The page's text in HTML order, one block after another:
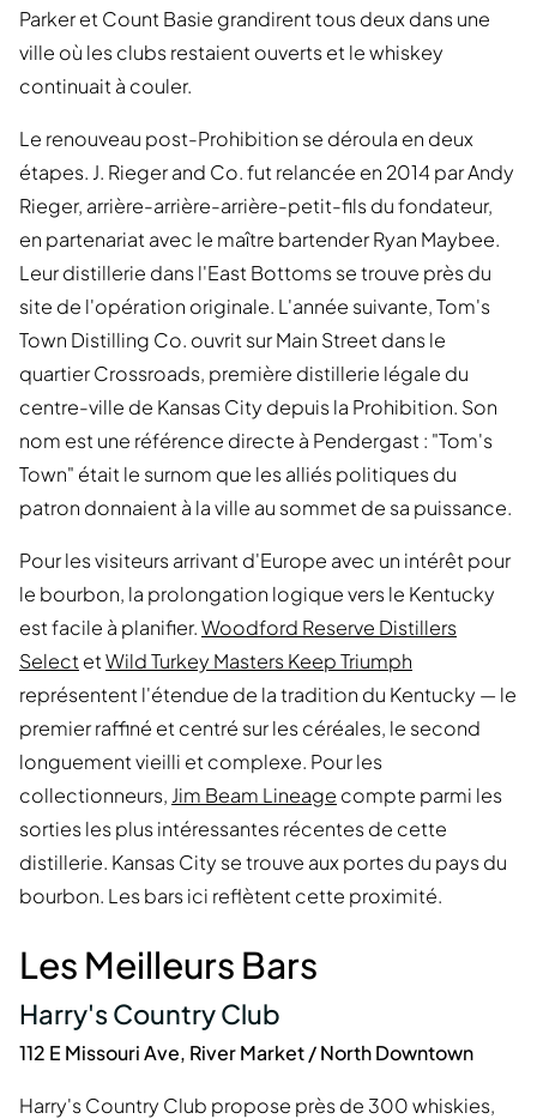
Parker et Count Basie grandirent tous deux dans une
ville où les clubs restaient ouverts et le whiskey
continuait à couler.
Le renouveau post-Prohibition se déroula en deux
étapes. J. Rieger and Co. fut relancée en 2014 par Andy
Rieger, arrière-arrière-arrière-petit-fils du fondateur,
en partenariat avec le maître bartender Ryan Maybee.
Leur distillerie dans l'East Bottoms se trouve près du
site de l'opération originale. L'année suivante, Tom's
Town Distilling Co. ouvrit sur Main Street dans le
quartier Crossroads, première distillerie légale du
centre-ville de Kansas City depuis la Prohibition. Son
nom est une référence directe à Pendergast : "Tom's
Town" était le surnom que les alliés politiques du
patron donnaient à la ville au sommet de sa puissance.
Pour les visiteurs arrivant d'Europe avec un intérêt pour
le bourbon, la prolongation logique vers le Kentucky
est facile à planifier.Woodford Reserve Distillers
Select etWild Turkey Masters Keep Triumph
représentent l'étendue de la tradition du Kentucky — le
premier raffiné et centré sur les céréales, le second
longuement vieilli et complexe. Pour les
collectionneurs, Jim Beam Lineage compte parmi les
sorties les plus intéressantes récentes de cette
distillerie. Kansas City se trouve aux portes du pays du
bourbon. Les bars ici reflètent cette proximité.
Les Meilleurs Bars
Harry's Country Club
112 E Missouri Ave, River Market / North Downtown
Harry's Country Club propose près de 300 whiskies,